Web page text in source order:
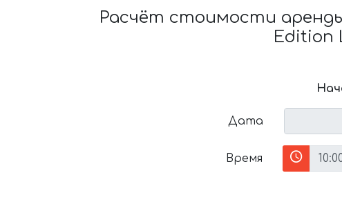
Расчёт стоимости аренды
Edition
Дата
Время